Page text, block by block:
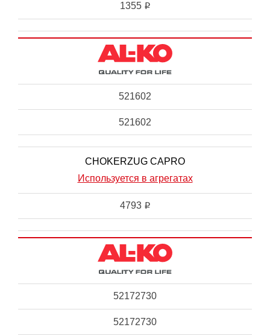
1355 i
521602
521602
CHOKERZUG CAPRO
Используется в агрегатах
4793 i
52172730
52172730